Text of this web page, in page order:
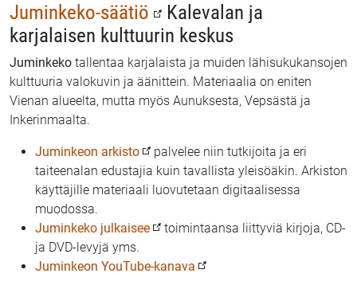
Juminkeko-säätiö
Kalevalan ja
karjalaisen kulttuurin keskus
Juminkeko tallentaa karjalaista ja muiden lähisukukansojen
kulttuuria valokuvin ja äänittein. Materiaalia on eniten
Vienan alueelta, mutta myös Aunuksesta, Vepsästä ja
Inkerinmaalta.
Juminkeon arkisto
palvelee niin tutkijoita ja eri
taiteenalan edustajia kuin tavallista yleisöäkin. Arkiston
käyttäjille materiaali luovutetaan digitaalisessa
muodossa.
Juminkeko julkaisee
toimintaansa liittyviä kirjoja, CD-
ja DVD-levyjä yms.
Juminkeon YouTube-kanava